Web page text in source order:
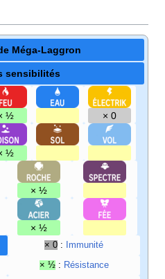
Méga-Laggron
sensibilités
½ × 0
½
× ½
× ½
× 0 : Immunité
× ½ : Résistance